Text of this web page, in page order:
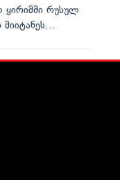
ყირიმში რუსულ